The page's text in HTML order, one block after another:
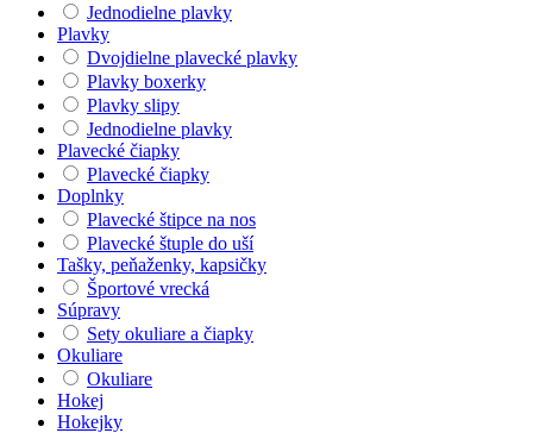
Jednodielne plavky
Plavky
Dvojdielne plavecké plavky
Plavky boxerky
Plavky slipy
Jednodielne plavky
Plavecké čiapky
Plavecké čiapky
Doplnky
Plavecké štipce na nos
Plavecké štuple do uší
Tašky, peňaženky, kapsičky
Športové vrecká
Súpravy
Sety okuliare a čiapky
Okuliare
Okuliare
Hokej
Hokejky